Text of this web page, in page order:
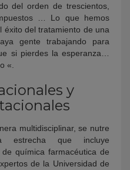
del orden de trescientos,
… Lo que hemos
éxito del tratamiento de una
gente trabajando para
si pierdes la esperanza…
«.
y
multidisciplinar, se nutre
estrecha que incluye
química farmacéutica de
de la Universidad de